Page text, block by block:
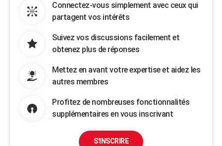
Connectez-vous simplement avec ceux qui
partagent vos intérêts
Suivez vos discussions facilement et
obtenez plus de réponses
Mettez en avant votre expertise et aidez les
autres membres
Profitez de nombreuses fonctionnalités
supplémentaires en vous inscrivant
S'INSCRIRE